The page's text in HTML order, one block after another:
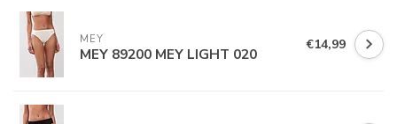
MEY
MEY 89200 MEY LIGHT 020 €14,99